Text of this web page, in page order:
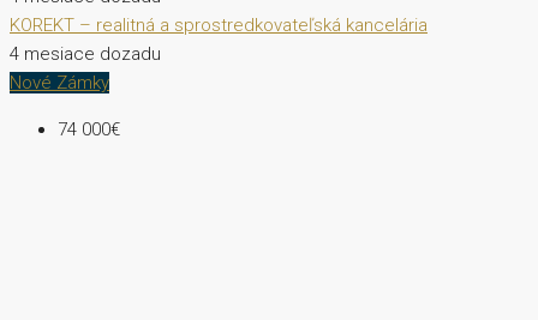
KOREKT – realitná a sprostredkovateľská kancelária
4 mesiace dozadu
Nové Zámky
74 000€